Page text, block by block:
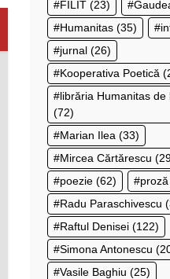
FILIT (23)
Humanitas (35)
jurnal (26)
Kooperativa Poetică
librăria Humanitas de
(72)
Marian Ilea (33)
Mircea Cărtărescu
poezie (62)
Radu Paraschivescu
Raftul Denisei (122)
Simona Antonescu
Vasile Baghiu (25)